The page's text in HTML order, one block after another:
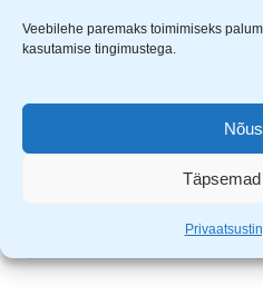
Veebilehe paremaks toimimiseks
kasutamise tingimustega.